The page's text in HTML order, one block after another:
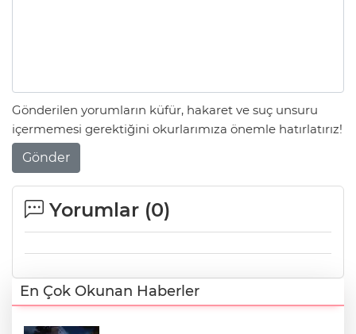
Gönderilen yorumların küfür, hakaret ve suç unsuru
içermemesi gerektiğini okurlarımıza önemle hatırlatırız!
Gönder
Yorumlar (0)
En Çok Okunan Haberler